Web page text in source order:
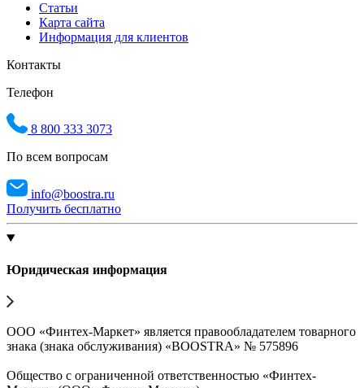
Статьи
Карта сайта
Информация для клиентов
Контакты
Телефон
8 800 333 3073
По всем вопросам
info@boostra.ru
Получить бесплатно
Юридическая информация
ООО «Финтех-Маркет» является правообладателем товарного
знака (знака обслуживания) «BOOSTRA» № 575896
Общество с ограниченной ответственностью «Финтех-